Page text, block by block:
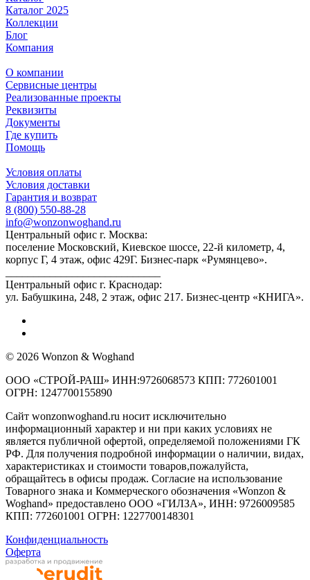
Каталог 2025
Коллекции
Блог
Компания
О компании
Сервисные центры
Реализованные проекты
Реквизиты
Документы
Где купить
Помощь
Условия оплаты
Условия доставки
Гарантия и возврат
8 (800) 550-88-28
info@wonzonwoghand.ru
Центральный офис г. Москва:
поселение Московский, Киевское шоссе, 22-й километр, 4,
корпус Г, 4 этаж, офис 429Г. Бизнес-парк «Румянцево».
Центральный офис г. Краснодар:
ул. Бабушкина, 248, 2 этаж, офис 217. Бизнес-центр «КНИГА».
© 2026 Wonzon & Woghand
ООО «СТРОЙ-РАШ» ИНН:9726068573 КПП: 772601001
ОГРН: 1247700155890
Сайт wonzonwoghand.ru носит исключительно
информационный характер и ни при каких условиях не
является публичной офертой, определяемой положениями ГК
РФ. Для получения подробной информации о наличии, видах,
характеристиках и стоимости товаров,пожалуйста,
обращайтесь в офисы продаж. Согласие на использование
Товарного знака и Коммерческого обозначения «Wonzon &
Woghand» предоставлено OOO «ГИЛЗА», ИНН: 9726009585
КПП: 772601001 ОГРН: 1227700148301
Конфиденциальность
Оферта